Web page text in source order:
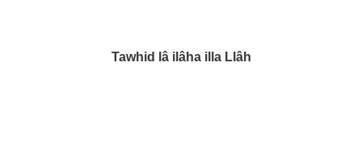
Tawhid lâ ilâha illa Llâh